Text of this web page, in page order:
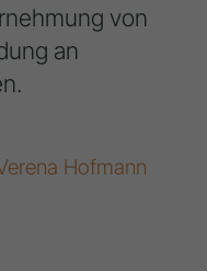
von
an
Hofmann